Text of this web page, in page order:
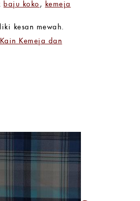
baju koko, kemeja
kesan mewah.
Kemeja dan